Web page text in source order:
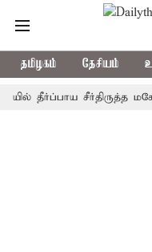
தமிழகம் தேசியம்
சீர்திருத்த மசோதா